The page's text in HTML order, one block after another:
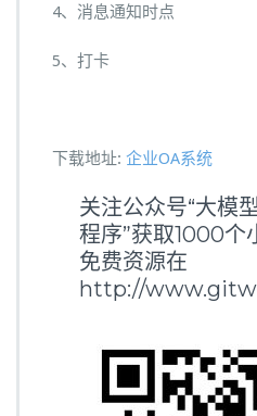
4、消息通知时点
5、打卡
下载地址: 企业OA系统
关注公众号“大模
程序”获取1000个
免费资源在
http://